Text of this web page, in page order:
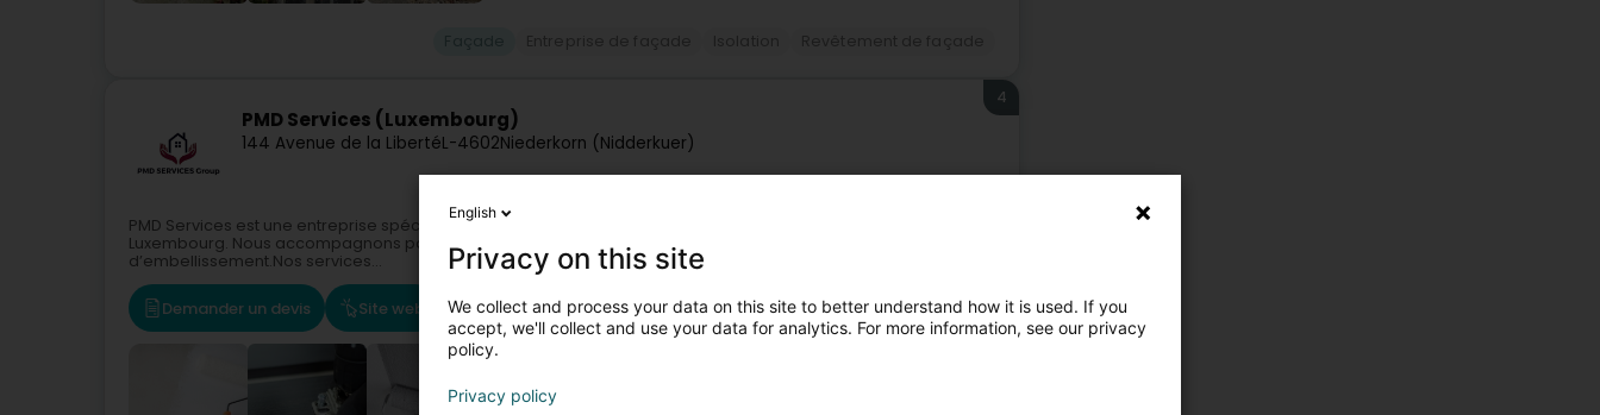
PMD Services (Luxembourg)
144 Avenue de la LibertéL-4602Niederkorn (Nidderkuer)
4
PMD Services est une entreprise spécialisée en peinture intérieure et extérieure, rénovation et plafonnage au
Luxembourg. Nous accompagnons particuliers et professionnels dans tous leurs projets de modernisation et
d’embellissement.Nos services...
Demander un devis Site web Itinéraire
English
Privacy on this site
We collect and process your data on this site to better understand how it is used. If you
accept, we'll collect and use your data for analytics. For more information, see our privacy
policy.
Privacy policy